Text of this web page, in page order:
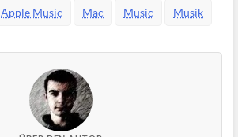
Apple Music Mac Music Musik